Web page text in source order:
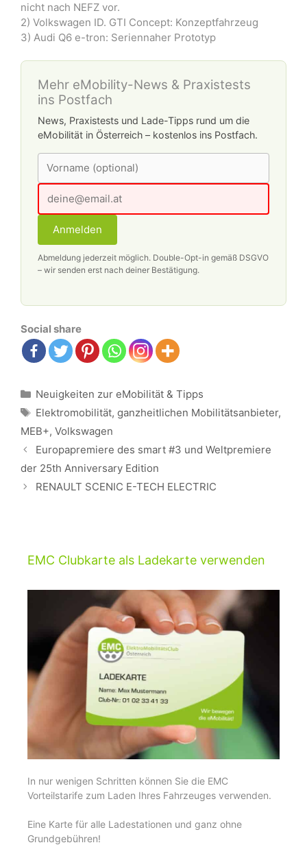
nicht nach NEFZ vor.
2) Volkswagen ID. GTI Concept: Konzeptfahrzeug
3) Audi Q6 e-tron: Seriennaher Prototyp
Mehr eMobility-News & Praxistests
ins Postfach
News, Praxistests und Lade-Tipps rund um die
eMobilität in Österreich – kostenlos ins Postfach.
Anmelden
Abmeldung jederzeit möglich. Double-Opt-in gemäß DSGVO
– wir senden erst nach deiner Bestätigung.
Social share
Kategorien
Neuigkeiten zur eMobilität & Tipps
Schlagwörter
Elektromobilität, ganzheitlichen Mobilitätsanbieter,
MEB+, Volkswagen
Beitrags-
Navigation
Europapremiere des smart #3 und Weltpremiere
der 25th Anniversary Edition
RENAULT SCENIC E-TECH ELECTRIC
EMC Clubkarte als Ladekarte verwenden
In nur wenigen Schritten können Sie die EMC
Vorteilstarife zum Laden Ihres Fahrzeuges verwenden.
Eine Karte für alle Ladestationen und ganz ohne
Grundgebühren!